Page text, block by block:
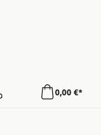
0,00 €*